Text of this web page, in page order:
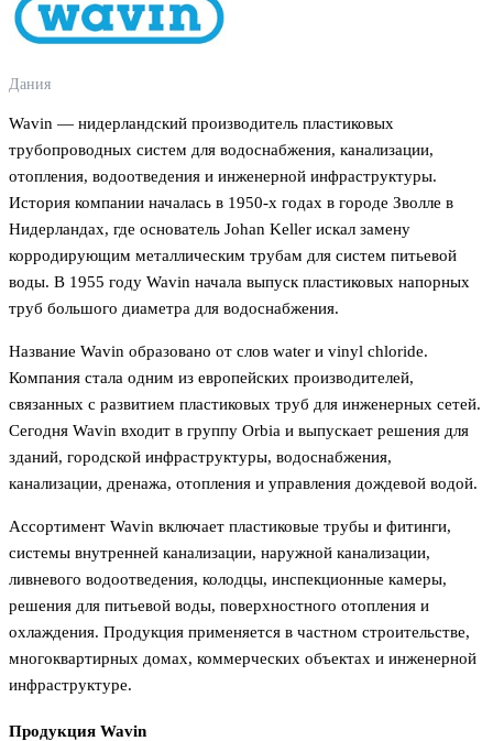
Дания
Wavin — нидерландский производитель пластиковых
трубопроводных систем для водоснабжения, канализации,
отопления, водоотведения и инженерной инфраструктуры.
История компании началась в 1950-х годах в городе Зволле в
Нидерландах, где основатель Johan Keller искал замену
корродирующим металлическим трубам для систем питьевой
воды. В 1955 году Wavin начала выпуск пластиковых напорных
труб большого диаметра для водоснабжения.
Название Wavin образовано от слов water и vinyl chloride.
Компания стала одним из европейских производителей,
связанных с развитием пластиковых труб для инженерных сетей.
Сегодня Wavin входит в группу Orbia и выпускает решения для
зданий, городской инфраструктуры, водоснабжения,
канализации, дренажа, отопления и управления дождевой водой.
Ассортимент Wavin включает пластиковые трубы и фитинги,
системы внутренней канализации, наружной канализации,
ливневого водоотведения, колодцы, инспекционные камеры,
решения для питьевой воды, поверхностного отопления и
охлаждения. Продукция применяется в частном строительстве,
многоквартирных домах, коммерческих объектах и инженерной
инфраструктуре.
Продукция Wavin